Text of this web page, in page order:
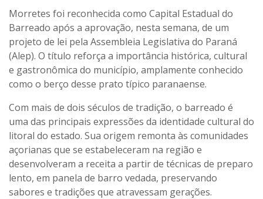
Morretes foi reconhecida como Capital Estadual do
Barreado após a aprovação, nesta semana, de um
projeto de lei pela Assembleia Legislativa do Paraná
(Alep). O título reforça a importância histórica, cultural
e gastronômica do município, amplamente conhecido
como o berço desse prato típico paranaense.
Com mais de dois séculos de tradição, o barreado é
uma das principais expressões da identidade cultural do
litoral do estado. Sua origem remonta às comunidades
açorianas que se estabeleceram na região e
desenvolveram a receita a partir de técnicas de preparo
lento, em panela de barro vedada, preservando
sabores e tradições que atravessam gerações.